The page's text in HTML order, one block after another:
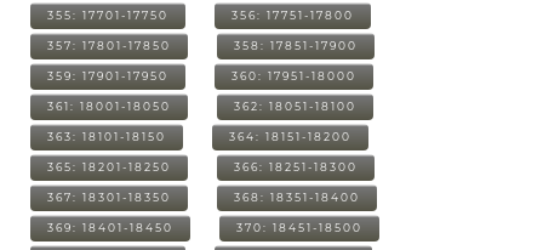
355: 17701-17750 356: 17751-17800
357: 17801-17850 358: 17851-17900
359: 17901-17950 360: 17951-18000
361: 18001-18050 362: 18051-18100
363: 18101-18150 364: 18151-18200
365: 18201-18250 366: 18251-18300
367: 18301-18350 368: 18351-18400
369: 18401-18450 370: 18451-18500